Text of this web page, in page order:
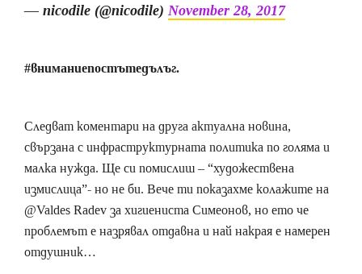
— nicodile (@nicodile) November 28, 2017
#вниманиепостътедълъг.
Следват коментари на друга актуална новина,
свързана с инфраструктурната политика по голяма и
малка нужда. Ще си помислиш – “художествена
измислица”- но не би. Вече ти показахме колажите на
@Valdes Radev за хигиениста Симеонов, но ето че
проблемът е назрявал отдавна и най накрая е намерен
отдушник…